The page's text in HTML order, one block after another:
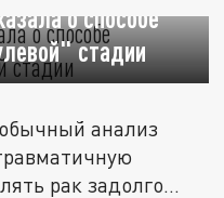
о способе
стадии
анализ
рак задолго